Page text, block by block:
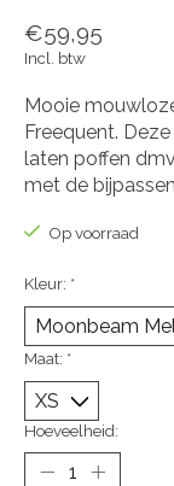
€59,95
Incl. btw
Mooie
Freequent.
laten poffen
met de
Op voorraad
Kleur: *
Maat: *
Hoeveelheid: